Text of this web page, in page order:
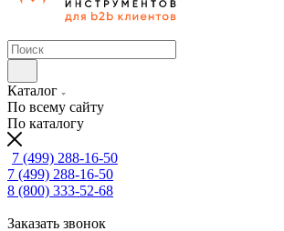
Каталог
По всему сайту
По каталогу
7 (499) 288-16-50
7 (499) 288-16-50
8 (800) 333-52-68
Заказать звонок